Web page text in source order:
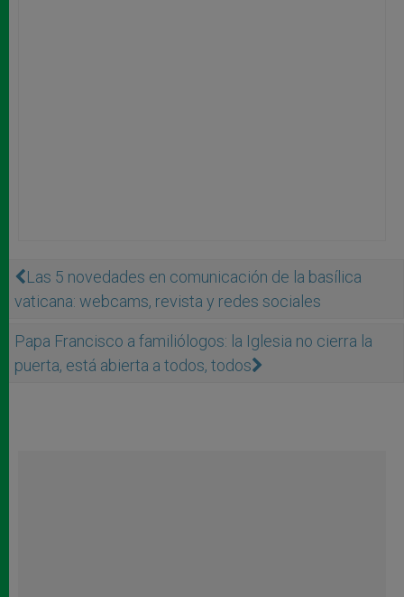
Las 5 novedades en comunicación de la basílica
vaticana: webcams, revista y redes sociales
Papa Francisco a familiólogos: la Iglesia no cierra la
puerta, está abierta a todos, todos